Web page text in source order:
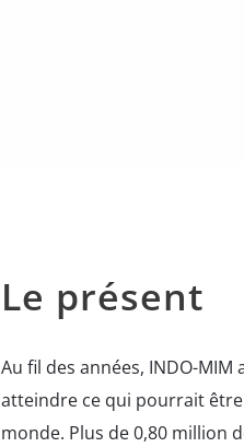
Le présent
Au fil des années, INDO-
atteindre ce qui pourrait
monde. Plus de 0,80 million